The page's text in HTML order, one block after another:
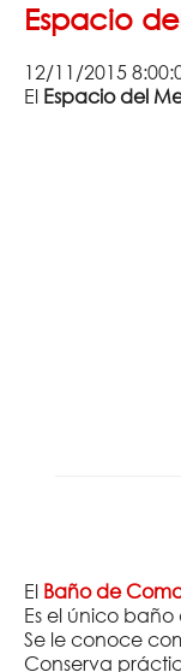
Espacio
12/11/2015
El Espacio del
El Baño de
Es el único
Se le conoce
Conserva